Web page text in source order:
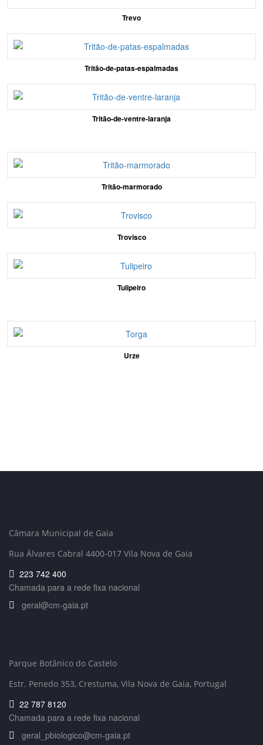
Trevo
Tritão-de-patas-espalmadas
Tritão-de-ventre-laranja
Tritão-marmorado
Trovisco
Tulipeiro
Urze
Câmara Municipal de Gaia
Rua Álvares Cabral 4400-017 Vila Nova de Gaia
223 742 400
Chamada para a rede fixa nacional
geral@cm-gaia.pt
Parque Botânico do Castelo
Estr. Penedo 353, Crestuma, Vila Nova de Gaia, Portugal
22 787 8120
Chamada para a rede fixa nacional
geral_pbiologico@cm-gaia.pt